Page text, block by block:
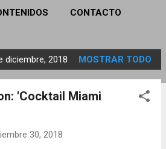
CONTACTO
diciembre, 2018 MOSTRAR TODO
'Cocktail Miami
30, 2018